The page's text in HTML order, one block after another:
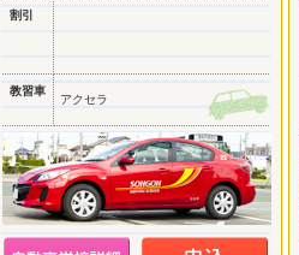
割引
教習車
アクセラ